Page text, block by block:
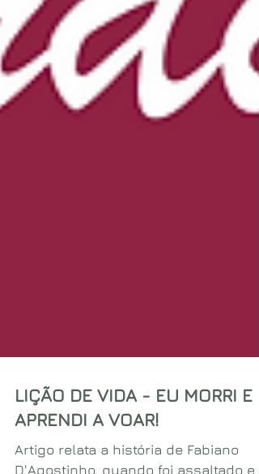
LIÇÃO DE VIDA - EU MORRI E
APRENDI A VOAR!